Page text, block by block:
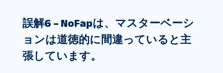
誤解6 – NoFapは、マスターベーシ
ョンは道徳的に間違っていると主
張しています。